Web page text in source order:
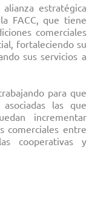
estratégica
FACC, que tiene
comerciales
fortaleciendo su
sus servicios a
para que
las que
incrementar
comerciales entre
cooperativas y